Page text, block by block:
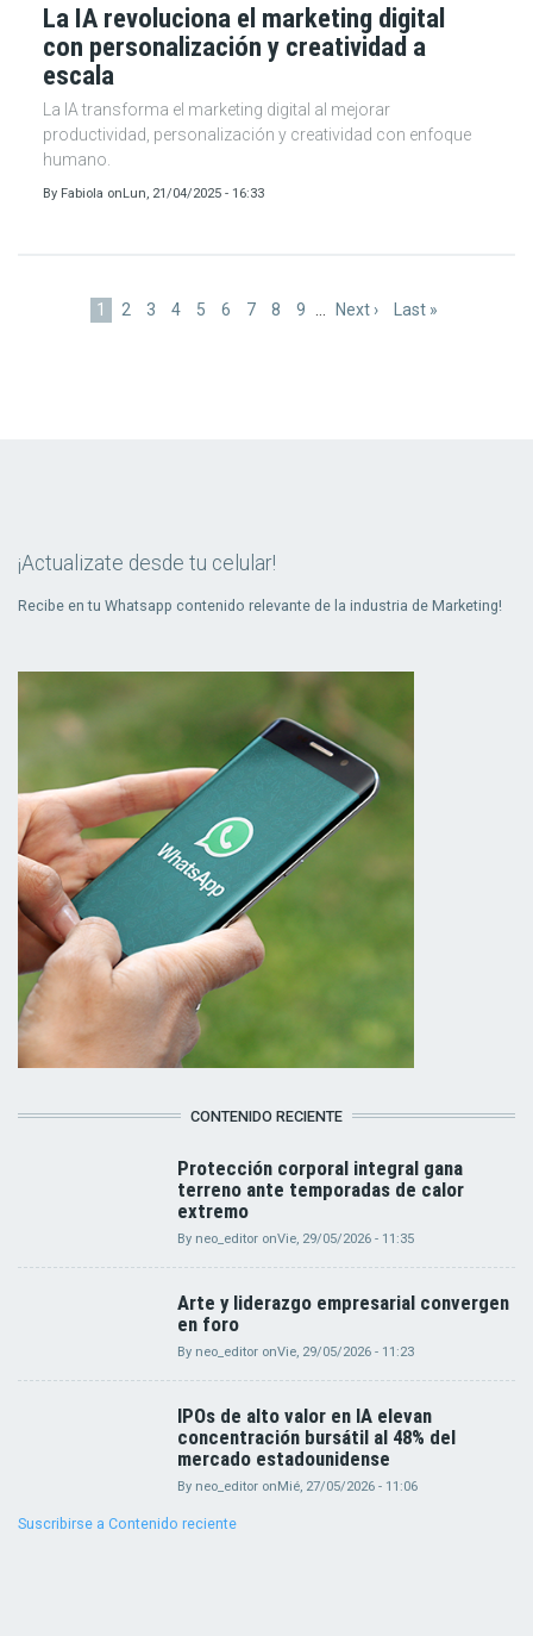
La IA revoluciona el marketing digital
con personalización y creatividad a
escala
La IA transforma el marketing digital al mejorar
productividad, personalización y creatividad con enfoque
humano.
By Fabiola onLun, 21/04/2025 - 16:33
Página
1 Page
2 Page
3 Page
4 Page
5 Page
6 Page
7 Page
8 Page
9
Siguiente
Next ›
Última
Last »
¡Actualizate desde tu celular!
Recibe en tu Whatsapp contenido relevante de la industria de Marketing!
CONTENIDO RECIENTE
Protección corporal integral gana
terreno ante temporadas de calor
extremo
By neo_editor onVie, 29/05/2026 - 11:35
Arte y liderazgo empresarial convergen
en foro
By neo_editor onVie, 29/05/2026 - 11:23
IPOs de alto valor en IA elevan
concentración bursátil al 48% del
mercado estadounidense
By neo_editor onMié, 27/05/2026 - 11:06
Suscribirse a Contenido reciente